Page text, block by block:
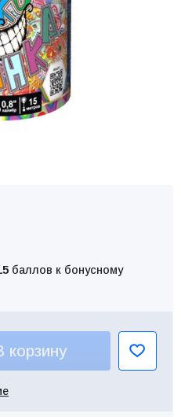
баллов к бонусному
корзину